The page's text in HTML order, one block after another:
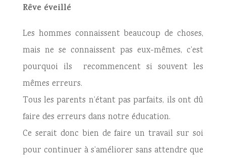
Rêve éveillé
Les hommes connaissent beaucoup de choses,
mais ne se connaissent pas eux-mêmes, c’est
pourquoi ils recommencent si souvent les
mêmes erreurs.
Tous les parents n’étant pas parfaits, ils ont dû
faire des erreurs dans notre éducation.
Ce serait donc bien de faire un travail sur soi
pour continuer à s’améliorer sans attendre que